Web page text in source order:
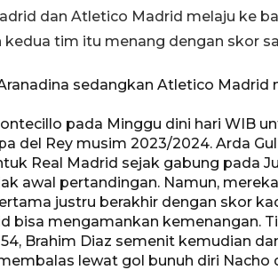
dan Atletico Madrid melaju ke
kedua tim itu menang dengan skor
sedangkan Atletico
pada Minggu dini hari WIB
del Rey musim 2023/2024. Arda
Real Madrid sejak gabung pada
awal pertandingan. Namun,
justru berakhir dengan skor
bisa mengamankan kemenangan.
Brahim Diaz semenit kemudian
lewat gol bunuh diri Nacho